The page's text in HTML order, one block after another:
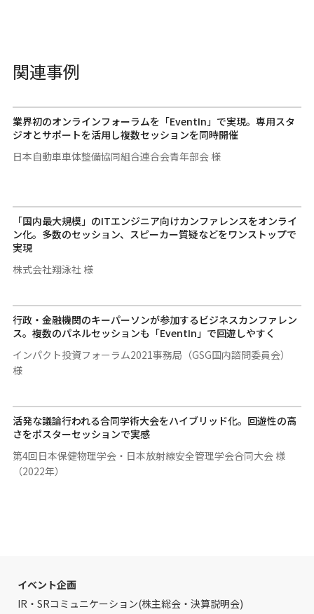
関連事例
業界初のオンラインフォーラムを「EventIn」で実現。専用スタ
ジオとサポートを活用し複数セッションを同時開催
日本自動車車体整備協同組合連合会青年部会 様
「国内最大規模」のITエンジニア向けカンファレンスをオンライ
ン化。多数のセッション、スピーカー質疑などをワンストップで
実現
株式会社翔泳社 様
行政・金融機関のキーパーソンが参加するビジネスカンファレン
ス。複数のパネルセッションも「EventIn」で回遊しやすく
インパクト投資フォーラム2021事務局（GSG国内諮問委員会）
様
活発な議論行われる合同学術大会をハイブリッド化。回遊性の高
さをポスターセッションで実感
第4回日本保健物理学会・日本放射線安全管理学会合同大会 様
（2022年）
イベント企画
IR・SRコミュニケーション(株主総会・決算説明会)